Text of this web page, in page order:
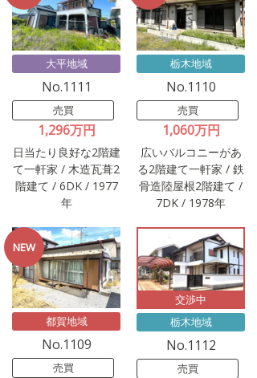
大平地域
No.1111
売買
1,296万円
日当たり良好な2階建
て一軒家 / 木造瓦葺2
階建て / 6DK / 1977
年
栃木地域
No.1110
売買
1,060万円
広いバルコニーがあ
る2階建て一軒家 / 鉄
骨造陸屋根2階建て /
7DK / 1978年
都賀地域
No.1109
売買
交渉中
栃木地域
No.1112
売買